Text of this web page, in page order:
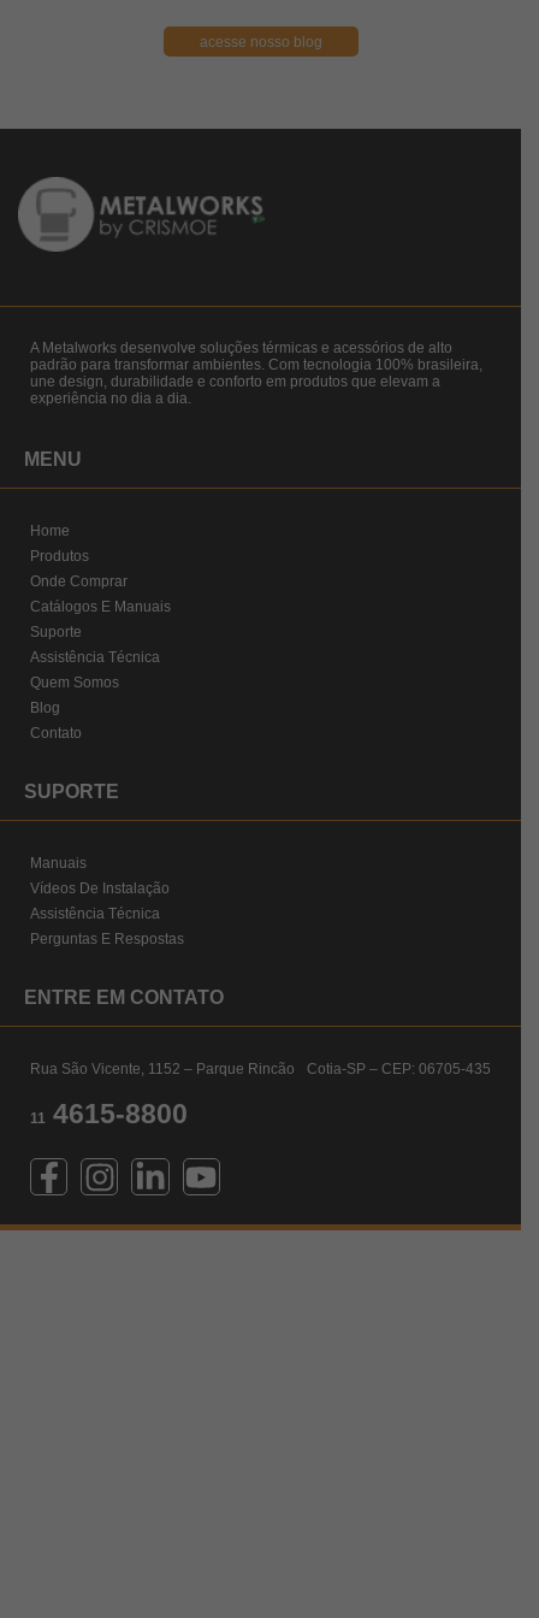
acesse nosso blog
A Metalworks desenvolve soluções térmicas e acessórios de alto
padrão para transformar ambientes. Com tecnologia 100% brasileira,
une design, durabilidade e conforto em produtos que elevam a
experiência no dia a dia.
MENU
Home
Produtos
Onde Comprar
Catálogos E Manuais
Suporte
Assistência Técnica
Quem Somos
Blog
Contato
SUPORTE
Manuais
Vídeos De Instalação
Assistência Técnica
Perguntas E Respostas
ENTRE EM CONTATO
Rua São Vicente, 1152 – Parque Rincão Cotia-SP – CEP: 06705-435
11 4615-8800